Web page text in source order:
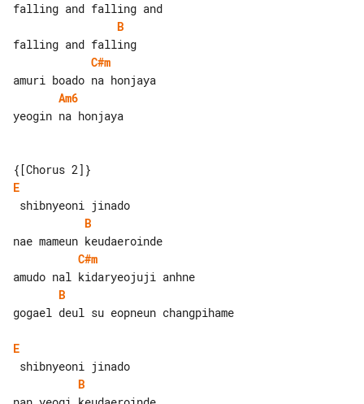
B
C#m
Am6
yeogin na honjaya
E
B
C#m
B
gogael deul su eopneun changpihame
E
B